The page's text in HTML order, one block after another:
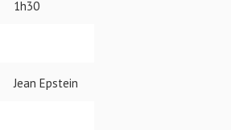
1h30
Jean Epstein